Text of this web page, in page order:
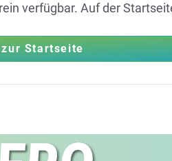
verfügbar. Auf der
Startseite